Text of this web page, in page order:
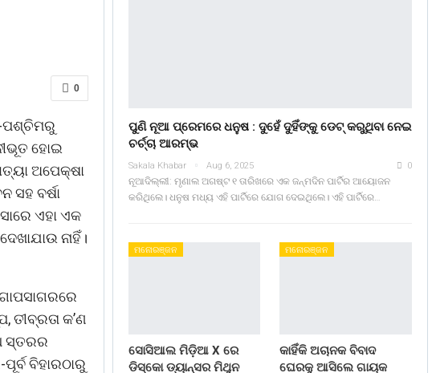
0
ପଶ୍ଚିମରୁ
ହୋଇ
ଅପେକ୍ଷା
ସହ ବର୍ଷା
ଏହା ଏକ
ନାହିଁ।
କ’ଣ
ସ୍ତରର
ବିହାରଠାରୁ
ପୁଣି ନୂଆ ପ୍ରେମରେ ଧନୁଷ : ଦୁହେଁ ଦୁହିଁଙ୍କୁ ଡେଟ୍ କରୁଥିବା ନେଇ
ଚର୍ଚ୍ଚା ଆରମ୍ଭ
Sakala Khabar Aug 6, 2025 0
ନୂଆଦିଲ୍ଲୀ: ମୃଣାଲ ଅଗଷ୍ଟ ୧ ତାରିଖରେ ଏକ ଜନ୍ମଦିନ ପାର୍ଟିର ଆୟୋଜନ
କରିଥିଲେ। ଧନୁଷ ମଧ୍ୟ ଏହି ପାର୍ଟିରେ ଯୋଗ ଦେଇଥିଲେ। ଏହି ପାର୍ଟିରେ…
ମନୋରଞ୍ଜନ
ସୋସିଆଲ ମିଡ଼ିଆ X ରେ
ଡିସ୍କୋ ଡ୍ୟାନ୍ସର ମିଥୁନ
ମନୋରଞ୍ଜନ
କାହିଁକି ଅଚାନକ ବିବାଦ
ଘେରକୁ ଆସିଲେ ଗାୟକ